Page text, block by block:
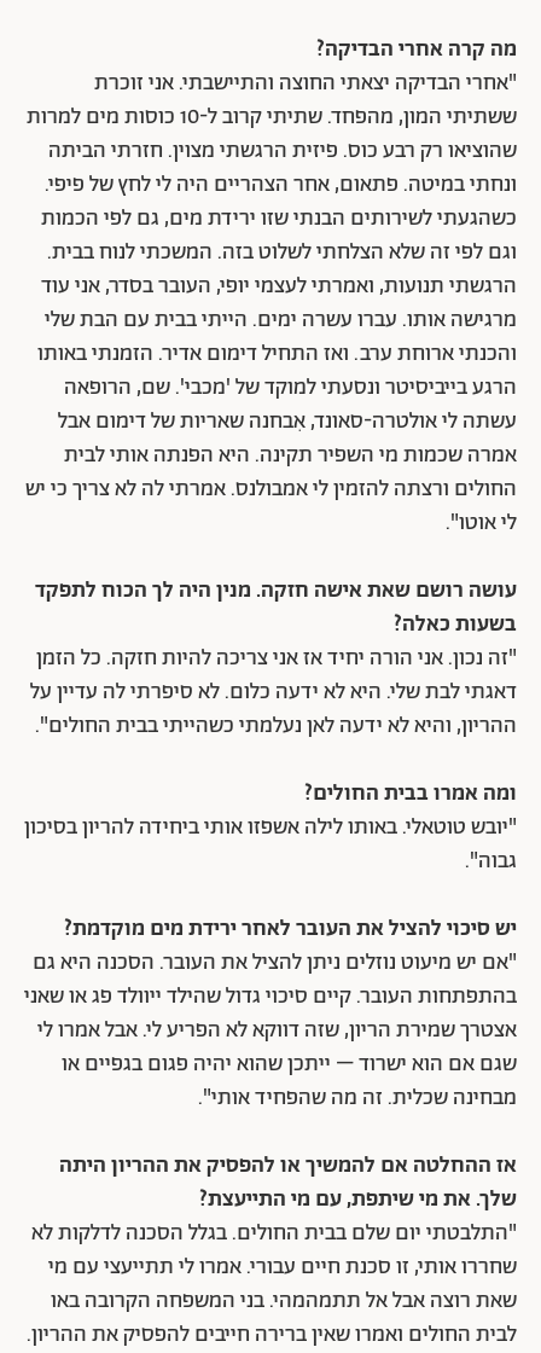
מה קרה אחרי הבדיקה?
"אחרי הבדיקה יצאתי החוצה והתיישבתי. אני זוכרת
ששתיתי המון, מהפחד. שתיתי קרוב ל-10 כוסות מים למרות
שהוציאו רק רבע כוס. פיזית הרגשתי מצוין. חזרתי הביתה
ונחתי במיטה. פתאום, אחר הצהריים היה לי לחץ של פיפי.
כשהגעתי לשירותים הבנתי שזו ירידת מים, גם לפי הכמות
וגם לפי זה שלא הצלחתי לשלוט בזה. המשכתי לנוח בבית.
הרגשתי תנועות, ואמרתי לעצמי יופי, העובר בסדר, אני עוד
מרגישה אותו. עברו עשרה ימים. הייתי בבית עם הבת שלי
והכנתי ארוחת ערב. ואז התחיל דימום אדיר. הזמנתי באותו
הרגע בייביסיטר ונסעתי למוקד של 'מכבי'. שם, הרופאה
עשתה לי אולטרה-סאונד, אִבחנה שאריות של דימום אבל
אמרה שכמות מי השפיר תקינה. היא הפנתה אותי לבית
החולים ורצתה להזמין לי אמבולנס. אמרתי לה לא צריך כי יש
לי אוטו".
עושה רושם שאת אישה חזקה. מנין היה לך הכוח לתפקד
בשעות כאלה?
"זה נכון. אני הורה יחיד אז אני צריכה להיות חזקה. כל הזמן
דאגתי לבת שלי. היא לא ידעה כלום. לא סיפרתי לה עדיין על
ההריון, והיא לא ידעה לאן נעלמתי כשהייתי בבית החולים".
ומה אמרו בבית החולים?
"יובש טוטאלי. באותו לילה אשפזו אותי ביחידה להריון בסיכון
גבוה".
יש סיכוי להציל את העובר לאחר ירידת מים מוקדמת?
"אם יש מיעוט נוזלים ניתן להציל את העובר. הסכנה היא גם
בהתפתחות העובר. קיים סיכוי גדול שהילד ייוולד פג או שאני
אצטרך שמירת הריון, שזה דווקא לא הפריע לי. אבל אמרו לי
שגם אם הוא ישרוד – ייתכן שהוא יהיה פגום בגפיים או
מבחינה שכלית. זה מה שהפחיד אותי".
אז ההחלטה אם להמשיך או להפסיק את ההריון היתה
שלך. את מי שיתפת, עם מי התייעצת?
"התלבטתי יום שלם בבית החולים. בגלל הסכנה לדלקות לא
שחררו אותי, זו סכנת חיים עבורי. אמרו לי תתייעצי עם מי
שאת רוצה אבל אל תתמהמהי. בני המשפחה הקרובה באו
לבית החולים ואמרו שאין ברירה חייבים להפסיק את ההריון.